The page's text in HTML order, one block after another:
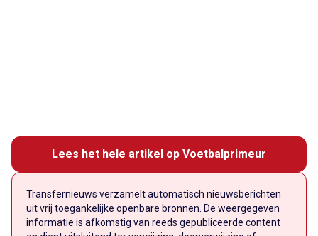
Lees het hele artikel op Voetbalprimeur
Transfernieuws verzamelt automatisch nieuwsberichten
uit vrij toegankelijke openbare bronnen. De weergegeven
informatie is afkomstig van reeds gepubliceerde content